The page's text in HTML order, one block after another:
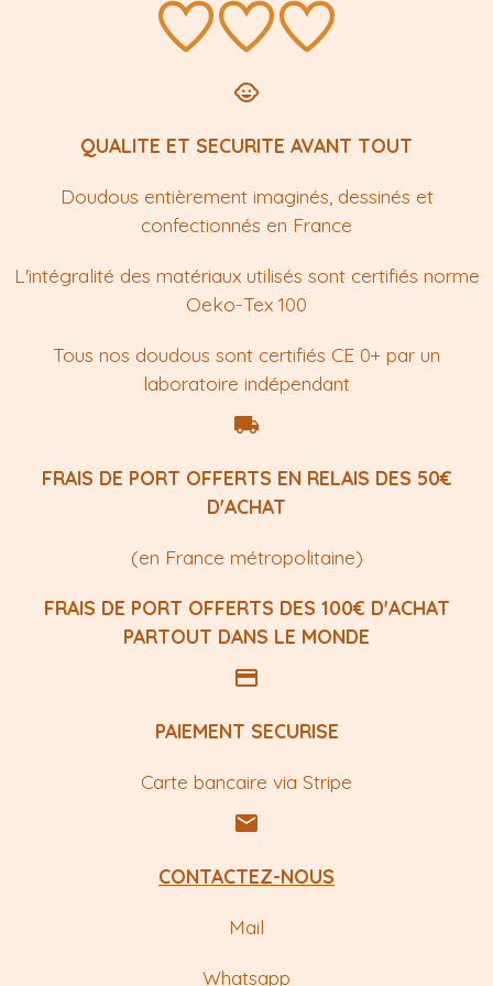
QUALITE ET SECURITE AVANT TOUT
Doudous entièrement imaginés, dessinés et
confectionnés en France
L'intégralité des matériaux utilisés sont certifiés norme
Oeko-Tex 100
Tous nos doudous sont certifiés CE 0+ par un
laboratoire indépendant
FRAIS DE PORT OFFERTS EN RELAIS DES 50€
D'ACHAT
(en France métropolitaine)
FRAIS DE PORT OFFERTS DES 100€ D'ACHAT
PARTOUT DANS LE MONDE
PAIEMENT SECURISE
Carte bancaire via Stripe
CONTACTEZ-NOUS
Mail
Whatsapp